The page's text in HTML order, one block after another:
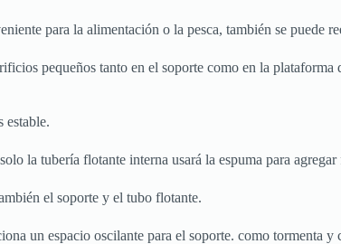
para la alimentación o la pesca, también se puede
pequeños tanto en el soporte como en la
estable.
la tubería flotante interna usará la espuma para
el soporte y el tubo flotante.
un espacio oscilante para el soporte. como tormenta